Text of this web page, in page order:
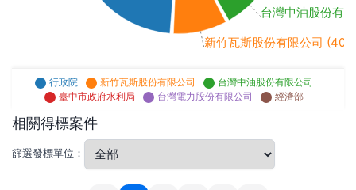
新竹瓦斯股份有限公司
台灣中油股份有
行政院 新竹瓦斯股份有限公司
台灣中油股份有限公司
臺中市政府水利局
台灣電力股份有限公司 經濟部
相關得標案件
篩選發標單位：